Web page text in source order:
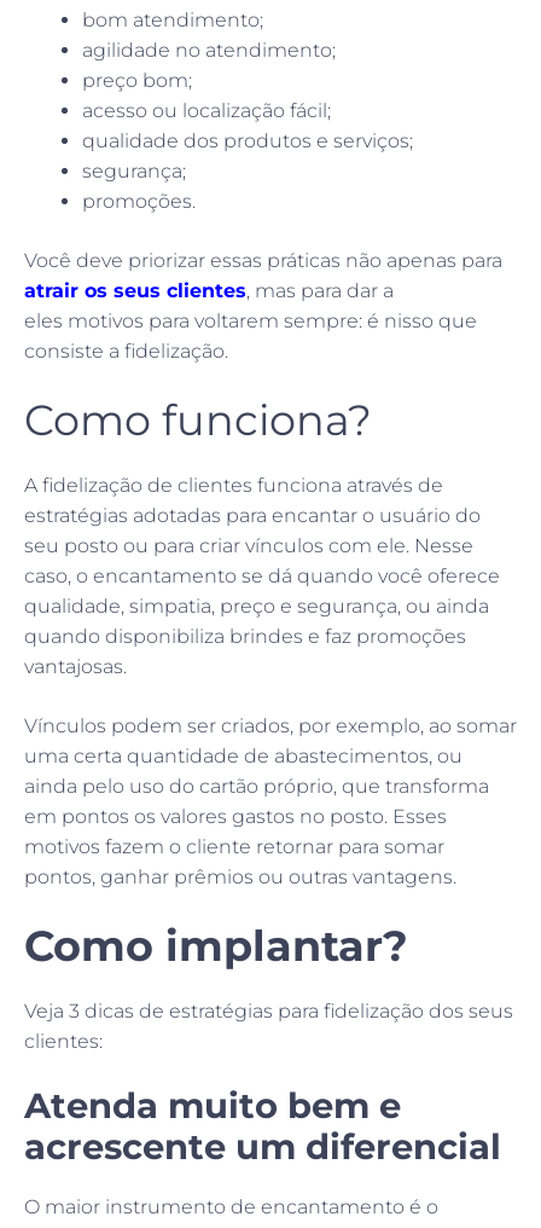
bom atendimento;
agilidade no atendimento;
preço bom;
acesso ou localização fácil;
qualidade dos produtos e serviços;
segurança;
promoções.
Você deve priorizar essas práticas não apenas para
atrair os seus clientes, mas para dar a
eles motivos para voltarem sempre: é nisso que
consiste a fidelização.
Como funciona?
A fidelização de clientes funciona através de
estratégias adotadas para encantar o usuário do
seu posto ou para criar vínculos com ele. Nesse
caso, o encantamento se dá quando você oferece
qualidade, simpatia, preço e segurança, ou ainda
quando disponibiliza brindes e faz promoções
vantajosas.
Vínculos podem ser criados, por exemplo, ao somar
uma certa quantidade de abastecimentos, ou
ainda pelo uso do cartão próprio, que transforma
em pontos os valores gastos no posto. Esses
motivos fazem o cliente retornar para somar
pontos, ganhar prêmios ou outras vantagens.
Como implantar?
Veja 3 dicas de estratégias para fidelização dos seus
clientes:
Atenda muito bem e
acrescente um diferencial
O maior instrumento de encantamento é o